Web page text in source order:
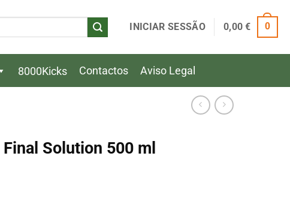
INICIAR SESSÃO 0,00€ 0
8000Kicks Contactos Aviso Legal
Solution 500 ml